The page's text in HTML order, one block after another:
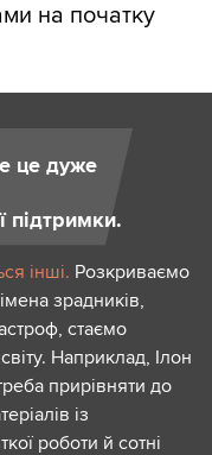
на початку
це дуже
підтримки.
інші. Розкриваємо
зрадників,
стаємо
Наприклад, Ілон
прирівняти до
із
роботи й сотні